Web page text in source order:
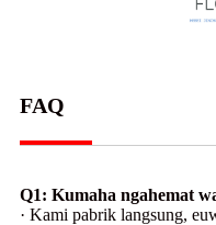
FAQ
Q1: Kumaha ngahemat
· Kami pabrik langsung,